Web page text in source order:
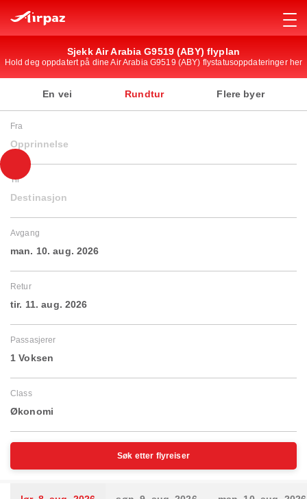
Sjekk Air Arabia G9519 (ABY) flyplan
Hold deg oppdatert på dine Air Arabia G9519 (ABY) flystatusoppdateringer her
En vei Rundtur Flere byer
Fra
Opprinnelse
Til
Destinasjon
Avgang
man. 10. aug. 2026
Retur
tir. 11. aug. 2026
Passasjerer
1 Voksen
Class
Økonomi
Søk etter flyreiser